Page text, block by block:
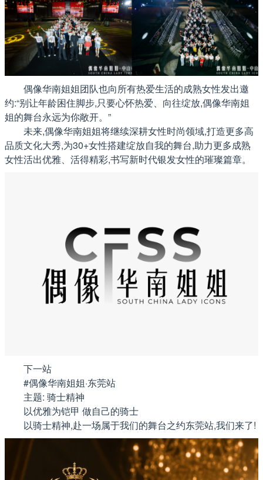
偶像华南姐姐团队也向所有热爱生活的成熟女性发出邀
约:“别让年龄困住脚步,只要心怀热爱、向往绽放,偶像华南姐
姐的舞台永远为你敞开。”
未来,偶像华南姐姐将继续深耕女性时尚领域,打造更多高
品质文化大秀,为30+女性搭建绽放自我的舞台,助力更多成熟
女性活出优雅、活得精彩,书写新时代银发女性的璀璨篇章。
下一站
#偶像华南姐姐·东莞站
主题: 骑士精神
以优雅为铠甲 做自己的骑士
以骑士精神,赴一场属于我们的舞台之约东莞站,我们来了!